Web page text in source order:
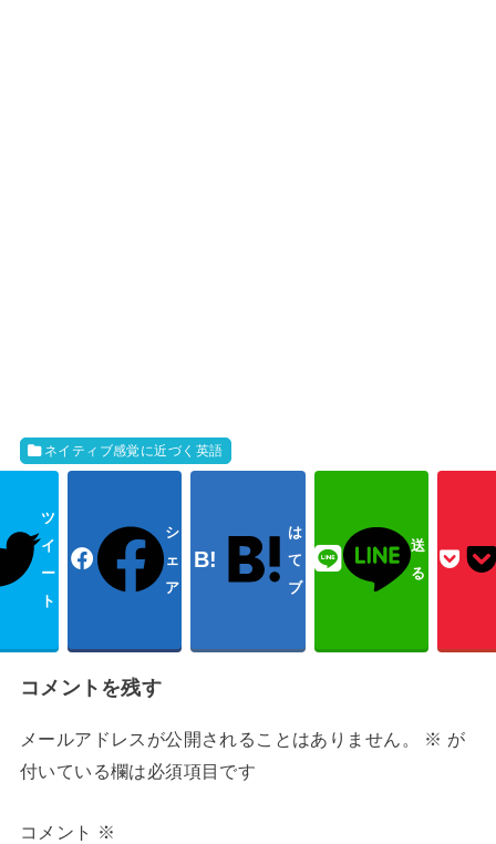
ネイティブ感覚に近づく英語
ツ
イ
ー
ト
シ
ェ
ア
は
て
ブ
送
る
コメントを残す
メールアドレスが公開されることはありません。 ※ が
付いている欄は必須項目です
コメント ※